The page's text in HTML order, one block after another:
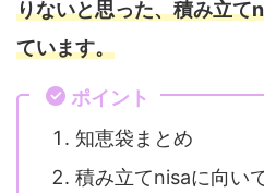
りないと思った、積み立て
ています。
ポイント
知恵袋まとめ
積み立てnisaに向い